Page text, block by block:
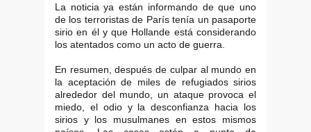
La noticia ya están informando de que uno
de los terroristas de París tenía un pasaporte
sirio en él y que Hollande está considerando
los atentados como un acto de guerra.
En resumen, después de culpar al mundo en
la aceptación de miles de refugiados sirios
alrededor del mundo, un ataque provoca el
miedo, el odio y la desconfianza hacia los
sirios y los musulmanes en estos mismos